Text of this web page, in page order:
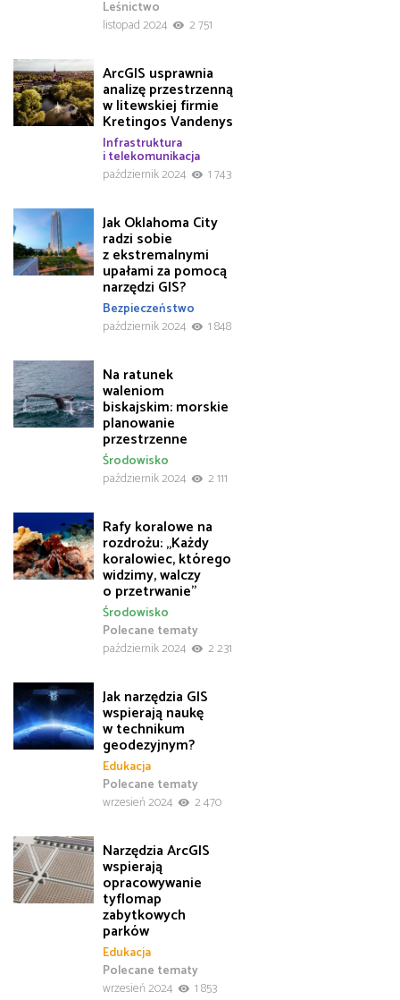
Leśnictwo
listopad 2024
2 751
ArcGIS usprawnia
analizę przestrzenną
w litewskiej firmie
Kretingos Vandenys
Infrastruktura
i telekomunikacja
październik 2024
1 743
Jak Oklahoma City
radzi sobie
z ekstremalnymi
upałami za pomocą
narzędzi GIS?
Bezpieczeństwo
październik 2024
1 848
Na ratunek
waleniom
biskajskim: morskie
planowanie
przestrzenne
Środowisko
październik 2024
2 111
Rafy koralowe na
rozdrożu: „Każdy
koralowiec, którego
widzimy, walczy
o przetrwanie”
Polecane tematy
Środowisko
październik 2024
2 231
Jak narzędzia GIS
wspierają naukę
w technikum
geodezyjnym?
Edukacja
Polecane tematy
wrzesień 2024
2 470
Narzędzia ArcGIS
wspierają
opracowywanie
tyflomap
zabytkowych
parków
Edukacja
Polecane tematy
wrzesień 2024
1 853